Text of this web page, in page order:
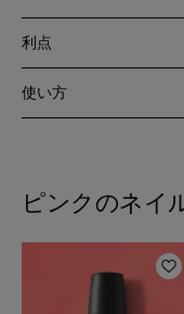
利点
使い方
ピンクのネイ